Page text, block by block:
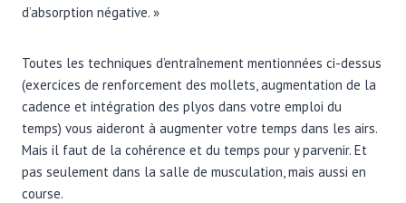
d’absorption négative. »
Toutes les techniques d’entraînement mentionnées ci-dessus
(exercices de renforcement des mollets, augmentation de la
cadence et intégration des plyos dans votre emploi du
temps) vous aideront à augmenter votre temps dans les airs.
Mais il faut de la cohérence et du temps pour y parvenir. Et
pas seulement dans la salle de musculation, mais aussi en
course.